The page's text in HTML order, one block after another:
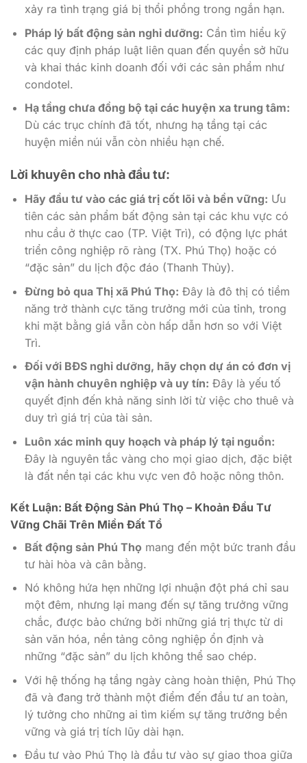
xảy ra tình trạng giá bị thổi phồng trong ngắn hạn.
Pháp lý bất động sản nghỉ dưỡng: Cần tìm hiểu kỹ
các quy định pháp luật liên quan đến quyền sở hữu
và khai thác kinh doanh đối với các sản phẩm như
condotel.
Hạ tầng chưa đồng bộ tại các huyện xa trung tâm:
Dù các trục chính đã tốt, nhưng hạ tầng tại các
huyện miền núi vẫn còn nhiều hạn chế.
Lời khuyên cho nhà đầu tư:
Hãy đầu tư vào các giá trị cốt lõi và bền vững: Ưu
tiên các sản phẩm bất động sản tại các khu vực có
nhu cầu ở thực cao (TP. Việt Trì), có động lực phát
triển công nghiệp rõ ràng (TX. Phú Thọ) hoặc có
“đặc sản” du lịch độc đáo (Thanh Thủy).
Đừng bỏ qua Thị xã Phú Thọ: Đây là đô thị có tiềm
năng trở thành cực tăng trưởng mới của tỉnh, trong
khi mặt bằng giá vẫn còn hấp dẫn hơn so với Việt
Trì.
Đối với BĐS nghỉ dưỡng, hãy chọn dự án có đơn vị
vận hành chuyên nghiệp và uy tín: Đây là yếu tố
quyết định đến khả năng sinh lời từ việc cho thuê và
duy trì giá trị của tài sản.
Luôn xác minh quy hoạch và pháp lý tại nguồn:
Đây là nguyên tắc vàng cho mọi giao dịch, đặc biệt
là đất nền tại các khu vực ven đô hoặc nông thôn.
Kết Luận: Bất Động Sản Phú Thọ – Khoản Đầu Tư
Vững Chãi Trên Miền Đất Tổ
Bất động sản Phú Thọ mang đến một bức tranh đầu
tư hài hòa và cân bằng.
Nó không hứa hẹn những lợi nhuận đột phá chỉ sau
một đêm, nhưng lại mang đến sự tăng trưởng vững
chắc, được bảo chứng bởi những giá trị thực từ di
sản văn hóa, nền tảng công nghiệp ổn định và
những “đặc sản” du lịch không thể sao chép.
Với hệ thống hạ tầng ngày càng hoàn thiện, Phú Thọ
đã và đang trở thành một điểm đến đầu tư an toàn,
lý tưởng cho những ai tìm kiếm sự tăng trưởng bền
vững và giá trị tích lũy dài hạn.
Đầu tư vào Phú Thọ là đầu tư vào sự giao thoa giữa